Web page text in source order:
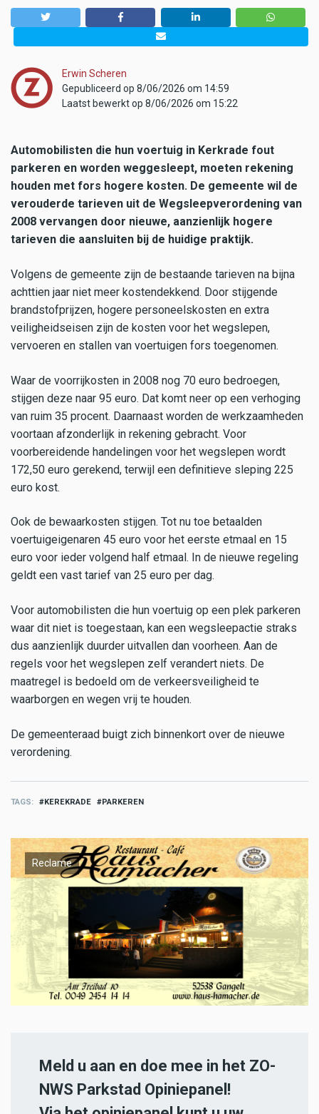
Erwin Scheren
Gepubliceerd op 8/06/2026 om 14:59
Laatst bewerkt op 8/06/2026 om 15:22
Automobilisten die hun voertuig in Kerkrade fout
parkeren en worden weggesleept, moeten rekening
houden met fors hogere kosten. De gemeente wil de
verouderde tarieven uit de Wegsleepverordening van
2008 vervangen door nieuwe, aanzienlijk hogere
tarieven die aansluiten bij de huidige praktijk.
Volgens de gemeente zijn de bestaande tarieven na bijna
achttien jaar niet meer kostendekkend. Door stijgende
brandstofprijzen, hogere personeelskosten en extra
veiligheidseisen zijn de kosten voor het wegslepen,
vervoeren en stallen van voertuigen fors toegenomen.
Waar de voorrijkosten in 2008 nog 70 euro bedroegen,
stijgen deze naar 95 euro. Dat komt neer op een verhoging
van ruim 35 procent. Daarnaast worden de werkzaamheden
voortaan afzonderlijk in rekening gebracht. Voor
voorbereidende handelingen voor het wegslepen wordt
172,50 euro gerekend, terwijl een definitieve sleping 225
euro kost.
Ook de bewaarkosten stijgen. Tot nu toe betaalden
voertuigeigenaren 45 euro voor het eerste etmaal en 15
euro voor ieder volgend half etmaal. In de nieuwe regeling
geldt een vast tarief van 25 euro per dag.
Voor automobilisten die hun voertuig op een plek parkeren
waar dit niet is toegestaan, kan een wegsleepactie straks
dus aanzienlijk duurder uitvallen dan voorheen. Aan de
regels voor het wegslepen zelf verandert niets. De
maatregel is bedoeld om de verkeersveiligheid te
waarborgen en wegen vrij te houden.
De gemeenteraad buigt zich binnenkort over de nieuwe
verordening.
TAGS KEREKRADE PARKEREN
Reclame
Meld u aan en doe mee in het ZO-
NWS Parkstad Opiniepanel!